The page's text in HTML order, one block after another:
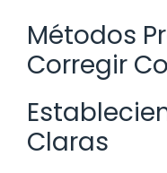
Métodos
Corregir
Claras